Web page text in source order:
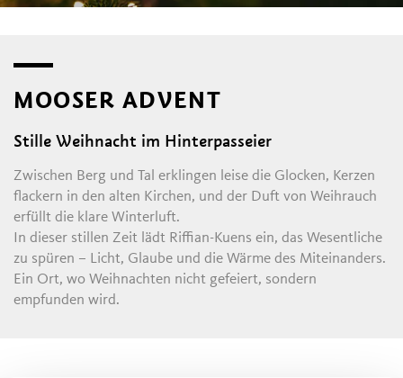
MOOSER ADVENT
Stille Weihnacht im Hinterpasseier
Zwischen Berg und Tal erklingen leise die Glocken, Kerzen
flackern in den alten Kirchen, und der Duft von Weihrauch
erfüllt die klare Winterluft.
In dieser stillen Zeit lädt Riffian-Kuens ein, das Wesentliche
zu spüren – Licht, Glaube und die Wärme des Miteinanders.
Ein Ort, wo Weihnachten nicht gefeiert, sondern
empfunden wird.